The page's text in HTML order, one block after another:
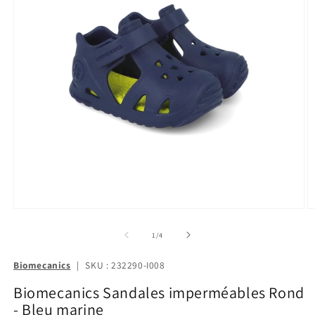
1/de
4
Biomecanics | SKU : 232290-I008
Biomecanics Sandales imperméables Rond
- Bleu marine